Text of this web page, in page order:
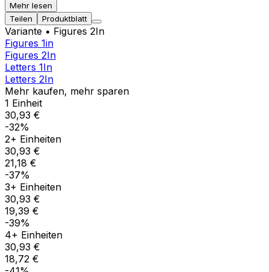
Mehr lesen
Teilen
Produktblatt
Variante • Figures 2In
Figures 1in
Figures 2In
Letters 1In
Letters 2In
Mehr kaufen, mehr sparen
1 Einheit
30,93 €
-32%
2+ Einheiten
30,93 €
21,18 €
-37%
3+ Einheiten
30,93 €
19,39 €
-39%
4+ Einheiten
30,93 €
18,72 €